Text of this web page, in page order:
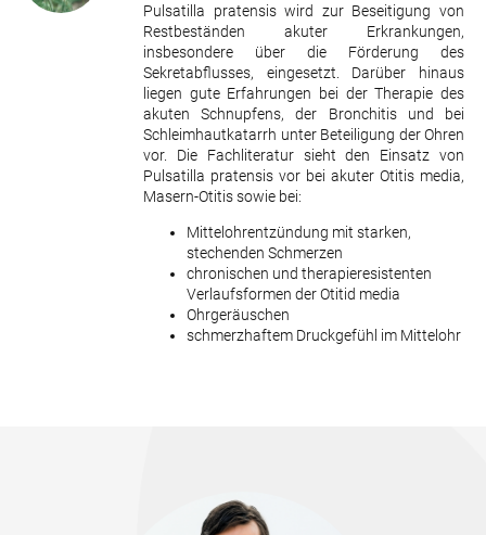
Pulsatilla pratensis wird zur Beseitigung von
Restbeständen akuter Erkrankungen,
insbesondere über die Förderung des
Sekretabflusses, eingesetzt. Darüber hinaus
liegen gute Erfahrungen bei der Therapie des
akuten Schnupfens, der Bronchitis und bei
Schleimhautkatarrh unter Beteiligung der Ohren
vor. Die Fachliteratur sieht den Einsatz von
Pulsatilla pratensis vor bei akuter Otitis media,
Masern-Otitis sowie bei:
Mittelohrentzündung mit starken,
stechenden Schmerzen
chronischen und therapieresistenten
Verlaufsformen der Otitid media
Ohrgeräuschen
schmerzhaftem Druckgefühl im Mittelohr